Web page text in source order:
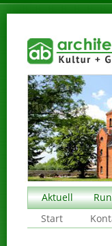
Aktuell
Start